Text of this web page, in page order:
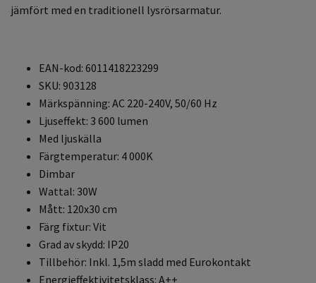
jämfört med en traditionell lysrörsarmatur.
EAN-kod: 6011418223299
SKU: 903128
Märkspänning: AC 220-240V, 50/60 Hz
Ljuseffekt: 3 600 lumen
Med ljuskälla
Färgtemperatur: 4 000K
Dimbar
Wattal: 30W
Mått: 120x30 cm
Färg fixtur: Vit
Grad av skydd: IP20
Tillbehör: Inkl. 1,5m sladd med Eurokontakt
Energieffektivitetsklass: A++